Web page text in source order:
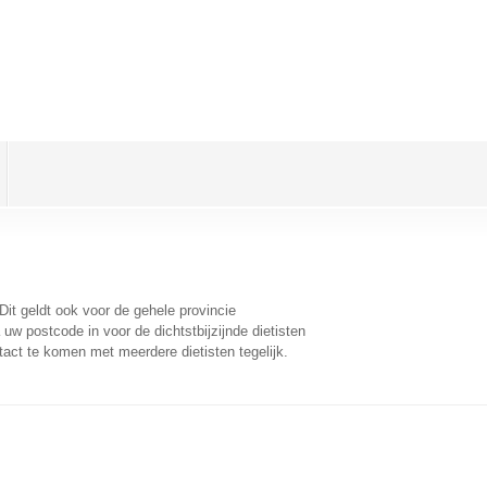
geldt ook voor de gehele provincie
postcode in voor de dichtstbijzijnde dietisten
te komen met meerdere dietisten tegelijk.